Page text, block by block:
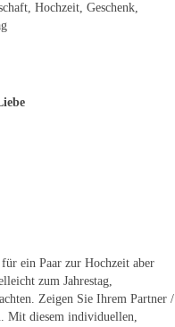
Hochzeit, Geschenk,
ein Paar zur Hochzeit aber
zum Jahrestag,
Zeigen Sie Ihrem Partner /
Mit diesem individuellen,